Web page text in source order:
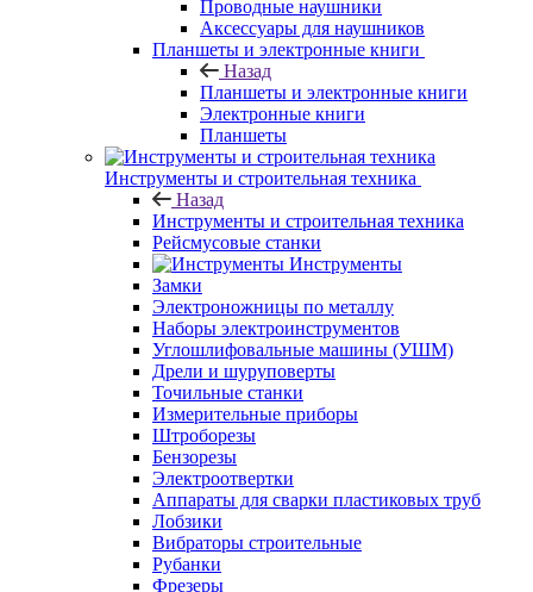
Проводные наушники
Аксессуары для наушников
Планшеты и электронные книги
Назад
Планшеты и электронные книги
Электронные книги
Планшеты
Инструменты и строительная техника
Назад
Инструменты и строительная техника
Рейсмусовые станки
Инструменты
Замки
Электроножницы по металлу
Наборы электроинструментов
Углошлифовальные машины (УШМ)
Дрели и шуруповерты
Точильные станки
Измерительные приборы
Штроборезы
Бензорезы
Электроотвертки
Аппараты для сварки пластиковых труб
Лобзики
Вибраторы строительные
Рубанки
Фрезеры